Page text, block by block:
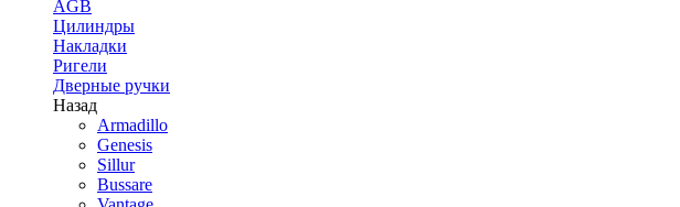
AGB
Цилиндры
Накладки
Ригели
Дверные ручки
Назад
Armadillo
Genesis
Sillur
Bussare